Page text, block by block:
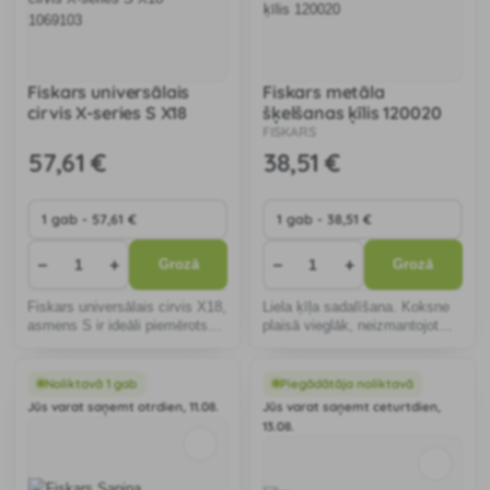
Fiskars universālais
cirvis X-series S X18
57,61 €
− + Grozā
Fiskars universālais cirvis X18,
asmens S ir ideāli piemērots
Fiskars metāla
šķelšanas ķīlis 120020
FISKARS
38,51 €
− + Grozā
Liela ķīļa sadalīšana. Koksne
plaisā vieglāk, neizmantojot
Noliktavā 1 gab
Jūs varat saņemt otrdien, 11.08.
Piegādātāja noliktavā
Jūs varat saņemt ceturtdien,
13.08.